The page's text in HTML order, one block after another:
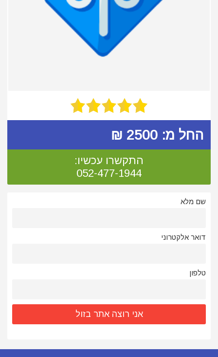
החל מ: 2500 ₪
התקשרו עכשיו:
052-477-1944
שם מלא
דואר אלקטרוני
טלפון